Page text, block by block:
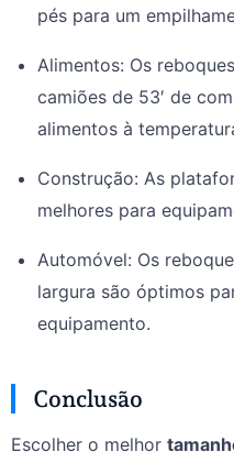
pés para um
Alimentos: Os
camiões de 53′ de
alimentos à
Construção: As
melhores para
Automóvel: Os
largura são óptimos
equipamento.
Conclusão
Escolher o melhor